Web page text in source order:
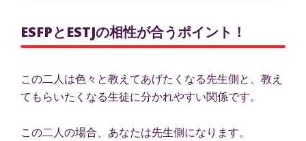
ESFPとESTJの相性が合うポイント！
この二人は色々と教えてあげたくなる先生側と、教え
てもらいたくなる生徒に分かれやすい関係です。
この二人の場合、あなたは先生側になります。